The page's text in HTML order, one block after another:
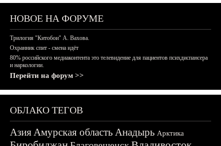
НОВОЕ НА ФОРУМЕ
Трилогия "Китобои" А. Вахова.
Охранник спит - смена идёт
80% российского медиаконтента это телевидение для пациентов психдиспансера
и наркологии.
Перейти на форум >>
ОБЛАКО ТЕГОВ
АзияАмурская область Анадырь Арктика